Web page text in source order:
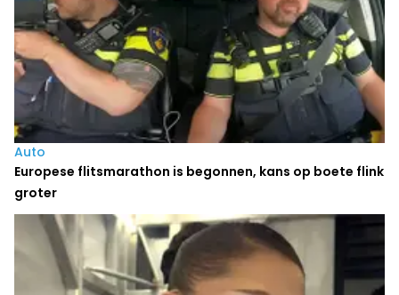
Auto
Europese flitsmarathon is begonnen, kans op boete flink
groter